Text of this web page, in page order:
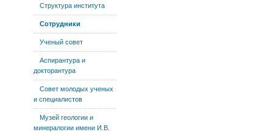
Структура института
Сотрудники
Ученый совет
Аспирантура и
докторантура
Совет молодых ученых
и специалистов
Музей геологии и
минералогии имени И.В.